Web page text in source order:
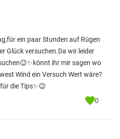
ein paar Stunden auf Rügen
Glück versuchen.Da wir leider
ihr mir sagen wo
Wind ein Versuch Wert wäre?
die Tips✨😉
0